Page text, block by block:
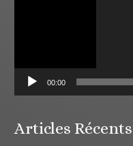
00:00
Articles Récents